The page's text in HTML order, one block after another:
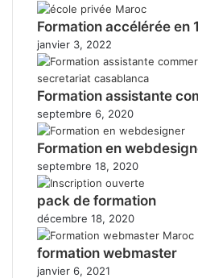
Formation accélérée en
janvier 3, 2022
Formation assistante
septembre 6, 2020
Formation en
septembre 18, 2020
pack de formation
décembre 18, 2020
formation webmaster
janvier 6, 2021